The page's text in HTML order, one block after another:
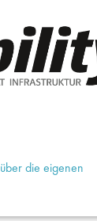
die eigenen